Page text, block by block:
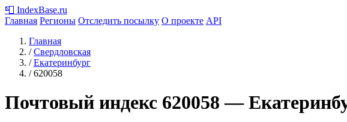
📮 IndexBase.ru
Главная Регионы Отследить посылку О проекте API
Главная
/ Свердловская
/ Екатеринбург
/ 620058
Почтовый индекс 620058 —